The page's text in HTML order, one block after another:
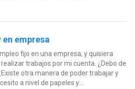
empresa
fijo en una empresa, y quisiera
trabajos por mi cuenta. ¿Debo de
otra manera de poder trabajar y
a nivel de papeles y...